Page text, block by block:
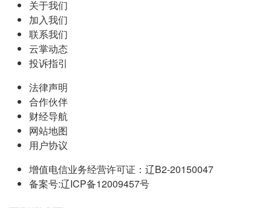
关于我们
加入我们
联系我们
云掌动态
投诉指引
法律声明
合作伙伴
财经导航
网站地图
用户协议
增值电信业务经营许可证：辽B2-20150047
备案号:辽ICP备12009457号